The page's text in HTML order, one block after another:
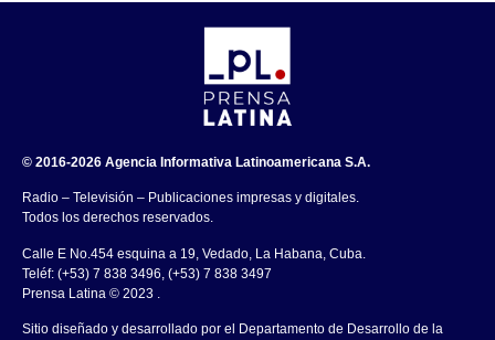
© 2016-2026 Agencia Informativa Latinoamericana S.A.
Radio – Televisión – Publicaciones impresas y digitales.
Todos los derechos reservados.
Calle E No.454 esquina a 19, Vedado, La Habana, Cuba.
Teléf: (+53) 7 838 3496, (+53) 7 838 3497
Prensa Latina © 2023 .
Sitio diseñado y desarrollado por el Departamento de Desarrollo de la